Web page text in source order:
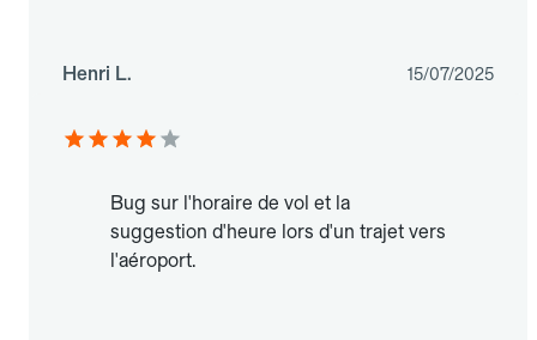
Henri L. 15/07/2025
Bug sur l'horaire de vol et la
suggestion d'heure lors d'un trajet vers
l'aéroport.